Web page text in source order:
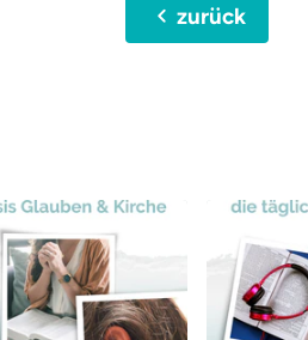
chevron_leftzurück